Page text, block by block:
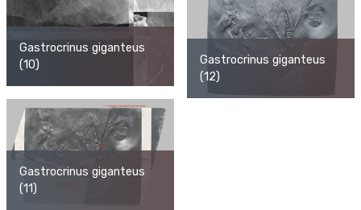
Gastrocrinus giganteus
(10)
Gastrocrinus giganteus
(11)
Gastrocrinus giganteus
(12)